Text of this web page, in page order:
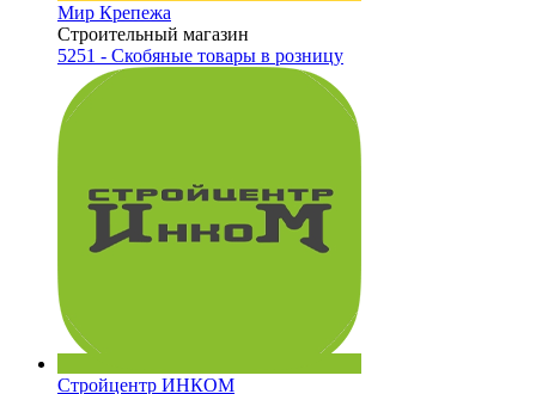
Мир Крепежа
Строительный магазин
5251 - Скобяные товары в розницу
Стройцентр ИНКОМ